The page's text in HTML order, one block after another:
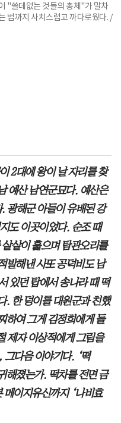
"쓸데없는 것들의 총체"가 말차
법까지 사치스럽고 까다로웠다. /
2대에 왕이 날 자리를 찾
예산 남연군묘다. 예산은
광해군 아들이 유배된 강
도 이곳이었다. 순조 때
샅이 훑으며 탐관오리를
발해낸 사또 공덕비도 남
있던 탑에서 송나라 때 떡
. 한 덩이를 대원군과 친했
하여 그게 김정희에게 들
제자 이상적에게 그림을
다음 이야기다. ‘떡
해졌는가. 떡차를 전면 금
메이지유신까지 ‘나비효